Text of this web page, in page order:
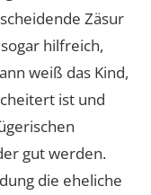
Zäsur
hilfreich,
weiß das Kind,
ist und
gut werden.
die eheliche